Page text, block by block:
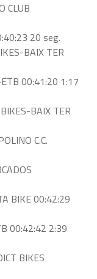
CLUB
20 seg.
BAIX TER
ETB 00:41:20 1:17
BAIX TER
C.C.
BIKE 00:42:29
00:42:42 2:39
BIKES